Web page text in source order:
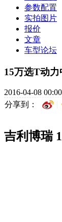
参数配置
实拍图片
报价
文章
车型论坛
15万选T动
2016-04-08
分享到：
吉利博瑞